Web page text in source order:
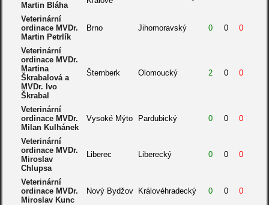
Martin Bláha
Veterinární
ordinace MVDr.
Martin Petrlík
Brno Jihomoravský 0 0 0
Veterinární
ordinace MVDr.
Martina
Škrabalová a
MVDr. Ivo
Škrabal
Šternberk Olomoucký 2 0 0
Veterinární
ordinace MVDr.
Milan Kulhánek
Vysoké Mýto Pardubický 0 0 0
Veterinární
ordinace MVDr.
Miroslav
Chlupsa
Liberec Liberecký 0 0 0
Veterinární
ordinace MVDr.
Miroslav Kunc
Nový Bydžov Královéhradecký 0 0 0